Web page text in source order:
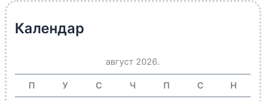
Календар
август 2026.
П У С Ч П С Н